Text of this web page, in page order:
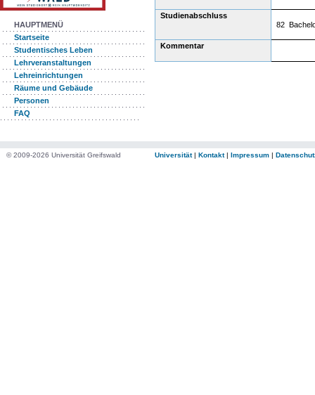
HAUPTMENÜ
Startseite
Studentisches Leben
Lehrveranstaltungen
Lehreinrichtungen
Räume und Gebäude
Personen
FAQ
Studienabschluss
82
Kommentar
© 2009-2026 Universität Greifswald Universität| Kontakt| Impressum |